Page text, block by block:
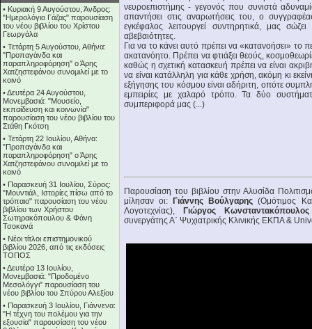
• Κυριακή 9 Αυγούστου, Άνδρος:
"Ημερολόγιο Γάζας" παρουσίαση
του νέου βιβλίου του Χρίστου
Γεωργάλα
• Τετάρτη 5 Αυγούστου, Αθήνα:
"Προπαγάνδα και
παραπληροφόρηση" ο Άρης
Χατζηστεφάνου συνομιλεί με το
κοινό
•Δευτέρα 24 Αυγούστου,
Μονεμβασιά: "Μουσείο,
εκπαίδευση και κοινωνία"
παρουσίαση του νέου βιβλίου του
Στάθη Γκότση
• Τετάρτη 22 Ιουλίου, Αθήνα:
"Προπαγάνδα και
παραπληροφόρηση" ο Άρης
Χατζηστεφάνου συνομιλεί με το
κοινό
• Παρασκευή 31 Ιουλίου, Σύρος:
"Μουντιάλ, Ιστορίες πίσω από το
τρόπαιο" παρουσίαση του νέου
βιβλίου των Χρήστου
Σωτηρακόπουλου & Φάνη
Τσοκανά
• Νέοι τίτλοι επιστημονικού
βιβλίου 2026, από τις εκδόσεις
ΤΟΠΟΣ
•Δευτέρα 13 Ιουλίου,
Μονεμβασιά: "Προδομένο
Μεσολόγγι" παρουσίαση του
νέου βιβλίου του Σπύρου Αλεξίου
• Παρασκευή 3 Ιουλίου, Γιάννενα:
"Η τέχνη του πολέμου για την
εξουσία" παρουσίαση του νέου
νευροεπιστήμης - γεγονός που συνιστά
απαντήσει στις αναρωτήσεις του, ο
εγκέφαλος λειτουργεί συντηρητικά, μας
αβεβαιότητες.
Για να το κάνει αυτό πρέπει να «κατανοήσει»
ακατανόητο. Πρέπει να φτιάξει θεούς,
καθώς η σχετική κατασκευή πρέπει να είναι
να είναι κατάλληλη για κάθε χρήση, ακόμη κι
εξήγησης του κόσμου είναι αδήριτη, οπότε
εμπειρίες με χαλαρό τρόπο. Τα δύο
συμπεριφορά μας (...)
Παρουσίαση του βιβλίου στην Αλυσίδα
μίλησαν οι:
Γιάννης Βούλγαρης (Ομότιμος
Λογοτεχνίας),
Γιώργος Κωνσταντακόπουλος
συνεργάτης Α΄ Ψυχιατρικής Κλινικής ΕΚΠΑ &